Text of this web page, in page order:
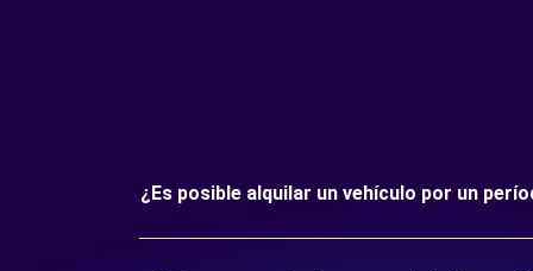
¿Es posible alquilar un vehículo por un